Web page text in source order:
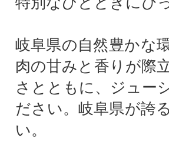
岐阜県の自然豊かな
肉の甘みと香りが際
さとともに、ジュー
ださい。岐阜県が誇
い。